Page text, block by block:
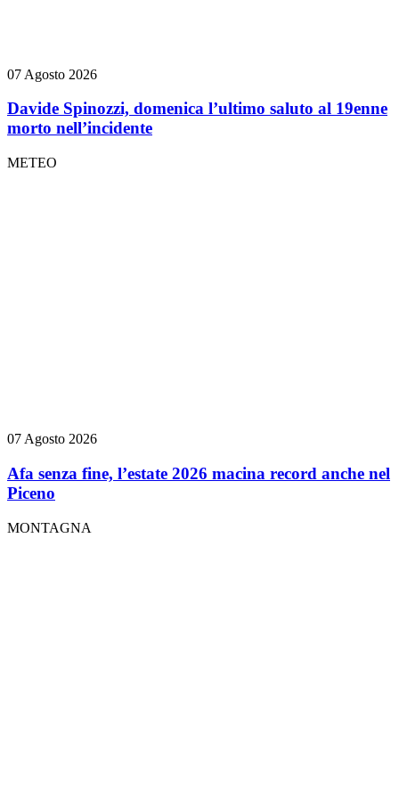
07 Agosto 2026
Davide Spinozzi, domenica l’ultimo saluto al 19enne
morto nell’incidente
METEO
07 Agosto 2026
Afa senza fine, l’estate 2026 macina record anche nel
Piceno
MONTAGNA